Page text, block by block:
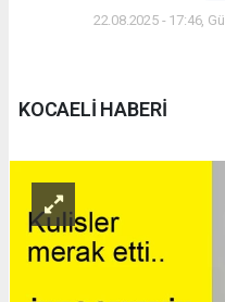
22.08.2025 - 17:46,
KOCAELİ HABERİ